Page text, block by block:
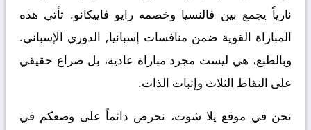
نارياً يجمع بين فالنسيا وخصمهرايو فاييكانو. تأتي هذه
المباراة القوية ضمن منافسات إسبانيا, الدوري الإسباني.
وبالطبع، هي ليست مجرد مباراة عادية، بل صراع حقيقي
على النقاط الثلاث وإثبات الذات.
نحن في موقع يلا شوت، نحرص دائماً على وضعكم في